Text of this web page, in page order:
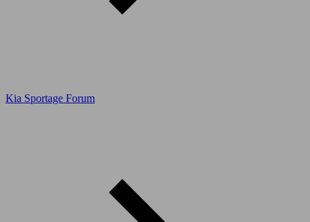
Kia Sportage Forum